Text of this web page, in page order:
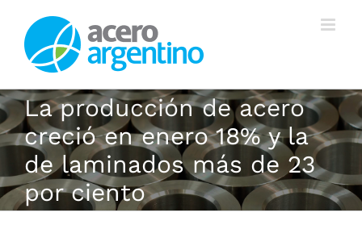
contenido
La producción de acero
creció en enero 18% y la
de laminados más de 23
por ciento